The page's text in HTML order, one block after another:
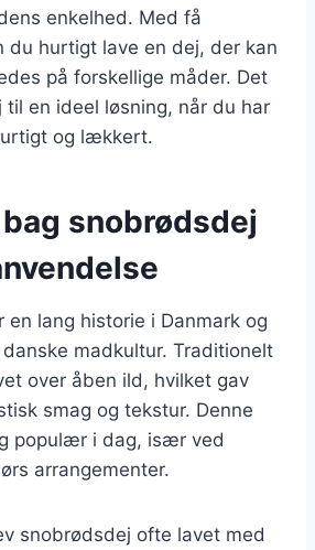
enkelhed. Med få
du hurtigt lave en dej, der kan
på forskellige måder. Det
til en ideel løsning, når du har
og lækkert.
snobrødsdej
en lang historie i Danmark og
madkultur. Traditionelt
over åben ild, hvilket gav
smag og tekstur. Denne
populær i dag, især ved
arrangementer.
snobrødsdej ofte lavet med